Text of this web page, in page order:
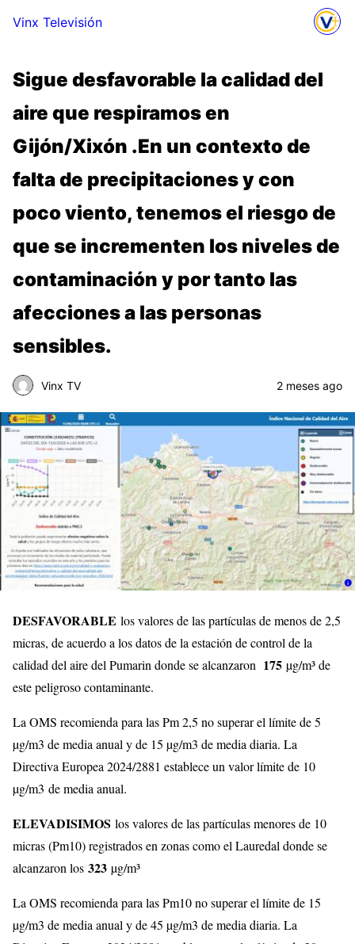
Vinx Televisión
Sigue desfavorable la calidad del
aire que respiramos en
Gijón/Xixón .En un contexto de
falta de precipitaciones y con
poco viento, tenemos el riesgo de
que se incrementen los niveles de
contaminación y por tanto las
afecciones a las personas
sensibles.
Vinx TV 2 meses ago
DESFAVORABLE los valores de las partículas de menos de 2,5
micras, de acuerdo a los datos de la estación de control de la
calidad del aire del Pumarin donde se alcanzaron 175 µg/m³ de
este peligroso contaminante.
La OMS recomienda para las Pm 2,5 no superar el límite de 5
µg/m3 de media anual y de 15 µg/m3 de media diaria. La
Directiva Europea 2024/2881 establece un valor límite de 10
µg/m3 de media anual.
ELEVADISIMOS los valores de las partículas menores de 10
micras (Pm10) registrados en zonas como el Lauredal donde se
alcanzaron los 323 µg/m³
La OMS recomienda para las Pm10 no superar el límite de 15
µg/m3 de media anual y de 45 µg/m3 de media diaria. La